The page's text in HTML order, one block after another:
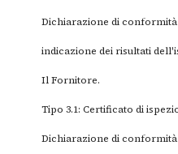
Dichiarazione di
indicazione dei risultati
Il Fornitore.
Tipo 3.1: Certificato di
Dichiarazione di